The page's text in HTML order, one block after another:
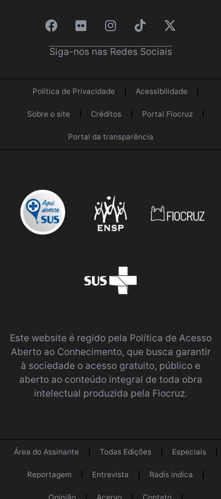
Siga-nos nas Redes Sociais
Política de Privacidade Acessibilidade
Sobre o site Créditos Portal Fiocruz
Portal da transparência
Este website é regido pela Política de Acesso
Aberto ao Conhecimento, que busca garantir
à sociedade o acesso gratuito, público e
aberto ao conteúdo integral de toda obra
intelectual produzida pela Fiocruz.
Área do Assinante Todas Edições Especiais
Reportagem Entrevista Radis indica